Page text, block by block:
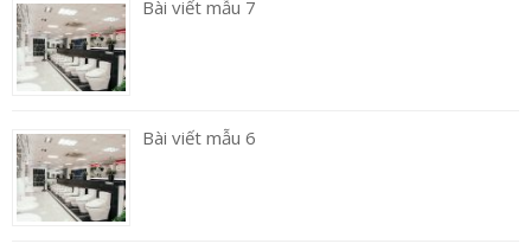
Bài viết mẫu 7
Bài viết mẫu 6